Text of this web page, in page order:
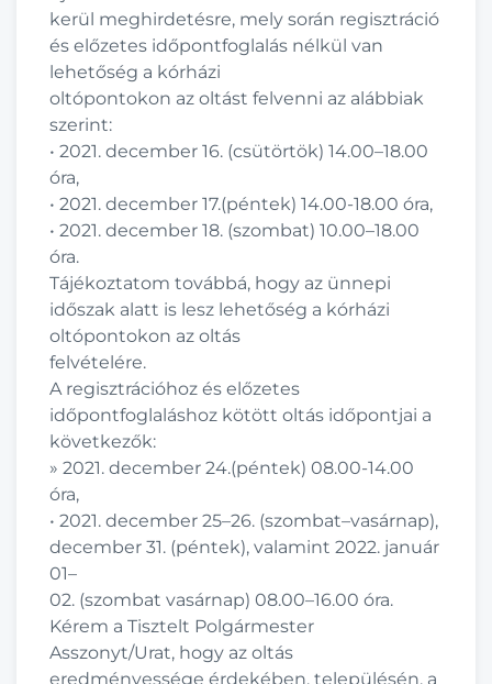
kerül meghirdetésre, mely során regisztráció
és előzetes időpontfoglalás nélkül van
lehetőség a kórházi
oltópontokon az oltást felvenni az alábbiak
szerint:
• 2021. december 16. (csütörtök) 14.00–18.00
óra,
• 2021. december 17.(péntek) 14.00-18.00 óra,
• 2021. december 18. (szombat) 10.00–18.00
óra.
Tájékoztatom továbbá, hogy az ünnepi
időszak alatt is lesz lehetőség a kórházi
oltópontokon az oltás
felvételére.
A regisztrációhoz és előzetes
időpontfoglaláshoz kötött oltás időpontjai a
következők:
» 2021. december 24.(péntek) 08.00-14.00
óra,
• 2021. december 25–26. (szombat–vasárnap),
december 31. (péntek), valamint 2022. január
01–
02. (szombat vasárnap) 08.00–16.00 óra.
Kérem a Tisztelt Polgármester
Asszonyt/Urat, hogy az oltás
eredményessége érdekében, településén, a